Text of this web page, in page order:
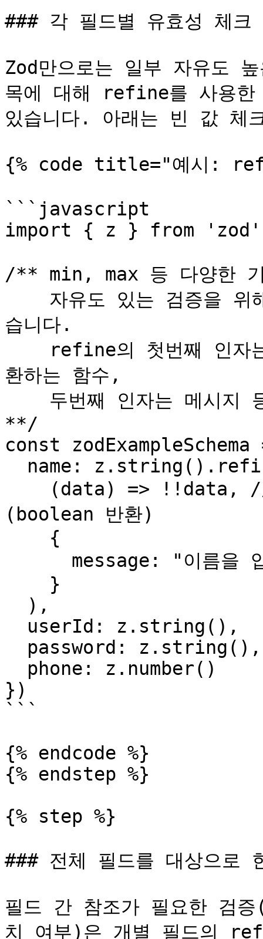
### 각 필드별 유효성 체크
Zod만으로는 일부 자유도
목에 대해 refine를 사용한
있습니다. 아래는 빈 값 체
{% code title="예시:
```javascript
import { z } from 'zod'
/** min, max 등 다양한 기
습니다.
환하는 함수,
**/
const
(boolean 반환)
})
```
{% endcode %}
{% endstep %}
{% step %}
### 전체 필드를 대상으로
필드 간 참조가 필요한 검
치 여부)은 개별 필드의